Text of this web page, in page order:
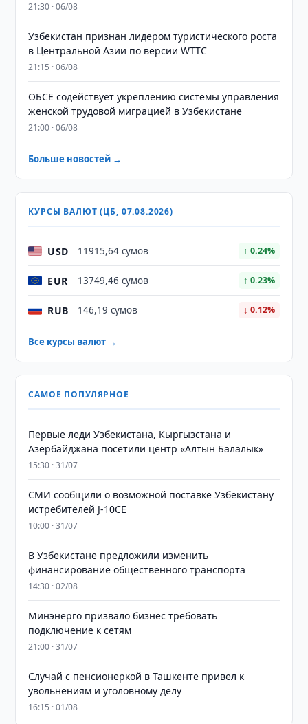
21:30 · 06/08
Узбекистан признан лидером туристического роста
в Центральной Азии по версии WTTC
21:15 · 06/08
ОБСЕ содействует укреплению системы управления
женской трудовой миграцией в Узбекистане
21:00 · 06/08
Больше новостей →
КУРСЫ ВАЛЮТ (ЦБ, 07.08.2026)
USD 11915,64 сумов ↑ 0.24%
EUR 13749,46 сумов ↑ 0.23%
RUB 146,19 сумов ↓ 0.12%
Все курсы валют →
САМОЕ ПОПУЛЯРНОЕ
Первые леди Узбекистана, Кыргызстана и
Азербайджана посетили центр «Алтын Балалык»
15:30 · 31/07
СМИ сообщили о возможной поставке Узбекистану
истребителей J-10CE
10:00 · 31/07
В Узбекистане предложили изменить
финансирование общественного транспорта
14:30 · 02/08
Минэнерго призвало бизнес требовать
подключение к сетям
21:00 · 31/07
Случай с пенсионеркой в Ташкенте привел к
увольнениям и уголовному делу
16:15 · 01/08